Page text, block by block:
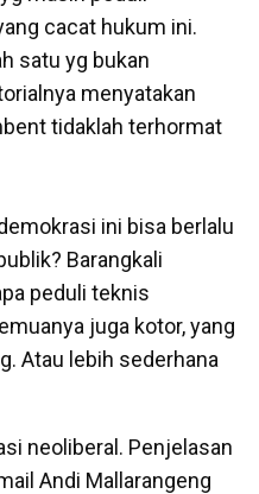
cacat hukum ini.
satu yg bukan
menyatakan
tidaklah terhormat
ini bisa berlalu
Barangkali
peduli teknis
juga kotor, yang
Atau lebih sederhana
neoliberal. Penjelasan
Andi Mallarangeng